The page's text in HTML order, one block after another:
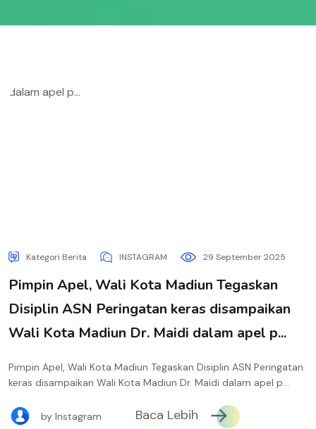
Kategori Berita INSTAGRAM 29 September 2025
Pimpin Apel, Wali Kota Madiun Tegaskan
Disiplin ASN Peringatan keras disampaikan
Wali Kota Madiun Dr. Maidi dalam apel p...
Pimpin Apel, Wali Kota Madiun Tegaskan Disiplin ASN Peringatan
keras disampaikan Wali Kota Madiun Dr. Maidi dalam apel p...
by Instagram Baca Lebih